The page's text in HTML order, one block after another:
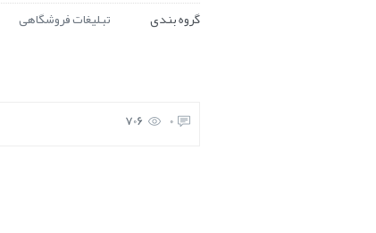
گروه بندی
تبلیغات فروشگاهی
0
706